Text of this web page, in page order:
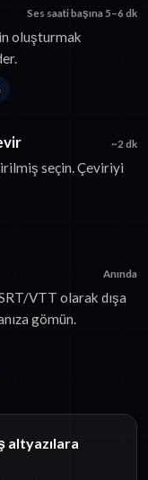
Ses saati başına 5–6 dk
oluşturmak
~2 dk
seçin. Çeviriyi
Anında
VTT olarak dışa
gömün.
altyazılara